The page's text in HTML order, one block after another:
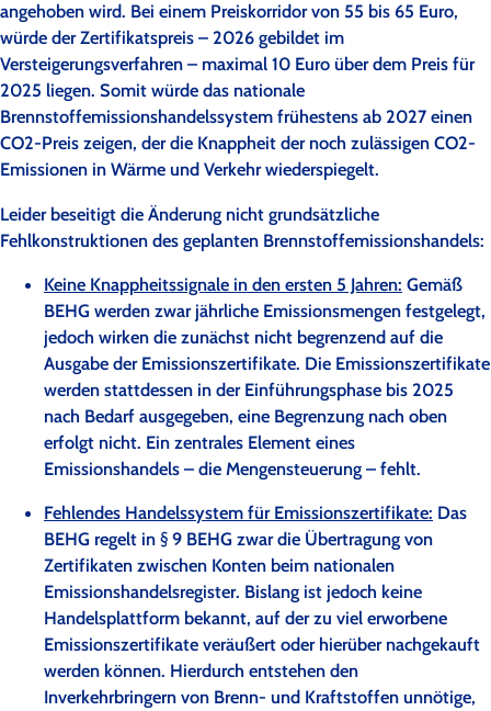
angehoben wird. Bei einem Preiskorridor von 55 bis 65 Euro,
würde der Zertifikatspreis – 2026 gebildet im
Versteigerungsverfahren – maximal 10 Euro über dem Preis für
2025 liegen. Somit würde das nationale
Brennstoffemissionshandelssystem frühestens ab 2027 einen
CO2-Preis zeigen, der die Knappheit der noch zulässigen CO2-
Emissionen in Wärme und Verkehr wiederspiegelt.
Leider beseitigt die Änderung nicht grundsätzliche
Fehlkonstruktionen des geplanten Brennstoffemissionshandels:
Keine Knappheitssignale in den ersten 5 Jahren: Gemäß
BEHG werden zwar jährliche Emissionsmengen festgelegt,
jedoch wirken die zunächst nicht begrenzend auf die
Ausgabe der Emissionszertifikate. Die Emissionszertifikate
werden stattdessen in der Einführungsphase bis 2025
nach Bedarf ausgegeben, eine Begrenzung nach oben
erfolgt nicht. Ein zentrales Element eines
Emissionshandels – die Mengensteuerung – fehlt.
Fehlendes Handelssystem für Emissionszertifikate: Das
BEHG regelt in § 9 BEHG zwar die Übertragung von
Zertifikaten zwischen Konten beim nationalen
Emissionshandelsregister. Bislang ist jedoch keine
Handelsplattform bekannt, auf der zu viel erworbene
Emissionszertifikate veräußert oder hierüber nachgekauft
werden können. Hierdurch entstehen den
Inverkehrbringern von Brenn- und Kraftstoffen unnötige,